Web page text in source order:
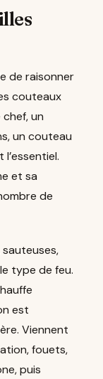
de raisonner
couteaux
un
un couteau
et sa
de
type de feu.
est
Viennent
fouets,
puis